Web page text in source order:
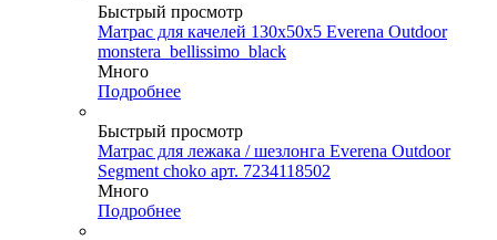
Быстрый просмотр
Матрас для качелей 130х50х5 Everena Outdoor
monstera_bellissimo_black
Много
Подробнее
Быстрый просмотр
Матрас для лежака / шезлонга Everena Outdoor
Segment choko арт. 7234118502
Много
Подробнее